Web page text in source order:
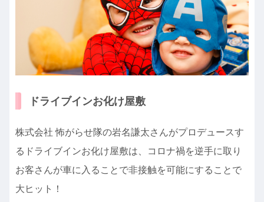
ドライブインお化け屋敷
株式会社 怖がらせ隊の岩名謙太さんがプロデュースす
るドライブインお化け屋敷は、コロナ禍を逆手に取り
お客さんが車に入ることで非接触を可能にすることで
大ヒット！